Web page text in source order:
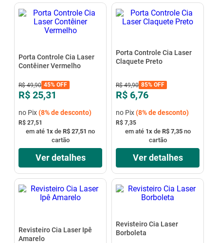
Porta Controle Cia Laser
Contêiner Vermelho
R$ 49,90 45%OFF
R$ 25,31
no Pix(8%de desconto)
R$ 27,51
em até 1x de R$ 27,51 no
cartão
Ver detalhes
Porta Controle Cia Laser
Claquete Preto
R$ 49,90 85%OFF
R$ 6,76
no Pix(8%de desconto)
R$ 7,35
em até 1xde R$ 7,35no
cartão
Ver detalhes
Revisteiro Cia Laser Ipê
Amarelo
Revisteiro Cia Laser
Borboleta
10º ar condicionado